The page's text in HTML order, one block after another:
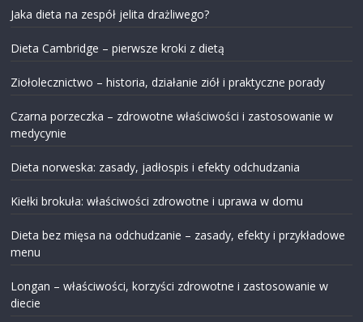
Jaka dieta na zespół jelita drażliwego?
Dieta Cambridge – pierwsze kroki z dietą
Ziołolecznictwo – historia, działanie ziół i praktyczne porady
Czarna porzeczka – zdrowotne właściwości i zastosowanie w
medycynie
Dieta norweska: zasady, jadłospis i efekty odchudzania
Kiełki brokuła: właściwości zdrowotne i uprawa w domu
Dieta bez mięsa na odchudzanie – zasady, efekty i przykładowe
menu
Longan – właściwości, korzyści zdrowotne i zastosowanie w
diecie